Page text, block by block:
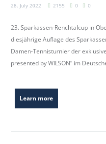
28. July 2022 2155 0 0
23. Sparkassen-Renchtalcup in
diesjährige Auflage des
Damen-Tennisturnier der
presented by WILSON“ im
Learn more